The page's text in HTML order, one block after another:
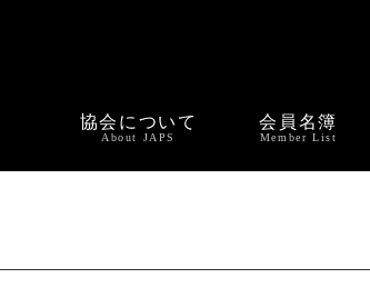
協会について
About JAPS
会員名簿
Member List